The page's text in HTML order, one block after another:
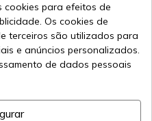
para efeitos de
Os cookies de
terceiros são utilizados para
e anúncios personalizados.
de dados pessoais